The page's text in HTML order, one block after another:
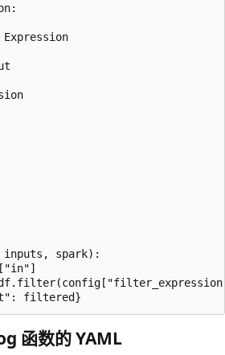
Expression
spark):
函数的 YAML